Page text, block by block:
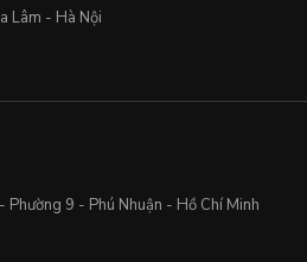
Lâm - Hà Nội
9 - Phú Nhuận - Hồ Chí Minh